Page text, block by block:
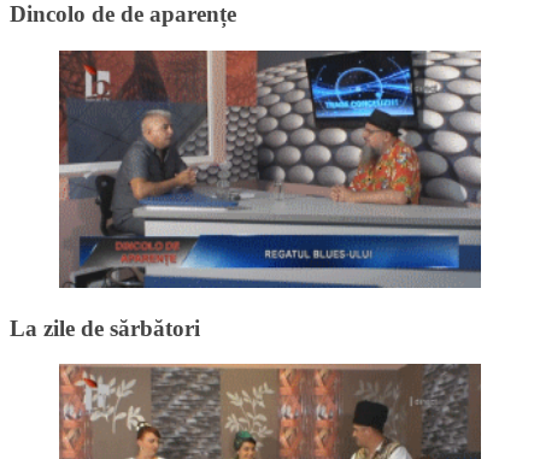
Dincolo de de aparențe
La zile de sărbători